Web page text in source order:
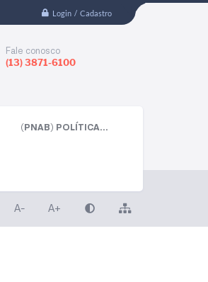
Login / Cadastro
Fale conosco
(13) 3871-6100
(PNAB) POLÍTICA...
A- A+